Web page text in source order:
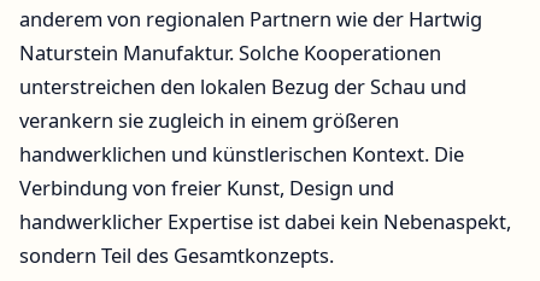
anderem von regionalen Partnern wie der Hartwig
Naturstein Manufaktur. Solche Kooperationen
unterstreichen den lokalen Bezug der Schau und
verankern sie zugleich in einem größeren
handwerklichen und künstlerischen Kontext. Die
Verbindung von freier Kunst, Design und
handwerklicher Expertise ist dabei kein Nebenaspekt,
sondern Teil des Gesamtkonzepts.